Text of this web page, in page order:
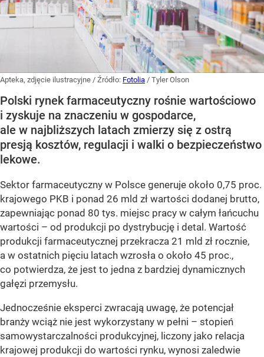
Apteka, zdjęcie ilustracyjne / Źródło: Fotolia / Tyler Olson
Polski rynek farmaceutyczny rośnie wartościowo
i zyskuje na znaczeniu w gospodarce,
ale w najbliższych latach zmierzy się z ostrą
presją kosztów, regulacji i walki o bezpieczeństwo
lekowe.
Sektor farmaceutyczny w Polsce generuje około 0,75 proc.
krajowego PKB i ponad 26 mld zł wartości dodanej brutto,
zapewniając ponad 80 tys. miejsc pracy w całym łańcuchu
wartości – od produkcji po dystrybucję i detal. Wartość
produkcji farmaceutycznej przekracza 21 mld zł rocznie,
a w ostatnich pięciu latach wzrosła o około 45 proc.,
co potwierdza, że jest to jedna z bardziej dynamicznych
gałęzi przemysłu.
Jednocześnie eksperci zwracają uwagę, że potencjał
branży wciąż nie jest wykorzystany w pełni – stopień
samowystarczalności produkcyjnej, liczony jako relacja
krajowej produkcji do wartości rynku, wynosi zaledwie